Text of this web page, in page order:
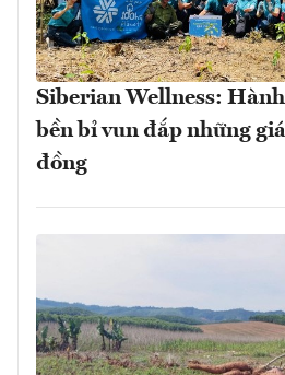
Siberian Wellness:
bền bỉ vun đắp những
đồng